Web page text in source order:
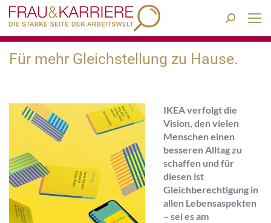
Search:
Für mehr Gleichstellung zu Hause.
IKEA verfolgt die
Vision, den vielen
Menschen einen
besseren Alltag zu
schaffen und für
diesen ist
Gleichberechtigung in
allen Lebensaspekten
– sei es am